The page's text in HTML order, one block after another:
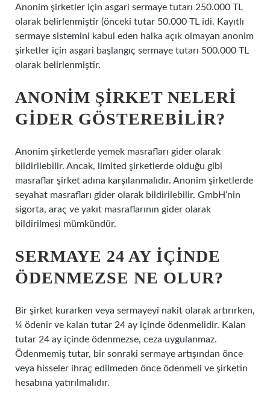
Anonim şirketler için asgari sermaye tutarı 250.000 TL
olarak belirlenmiştir (önceki tutar 50.000 TL idi. Kayıtlı
sermaye sistemini kabul eden halka açık olmayan anonim
şirketler için asgari başlangıç ​​sermaye tutarı 500.000 TL
olarak belirlenmiştir.
ANONIM ŞIRKET NELERI
GIDER GÖSTEREBILIR?
Anonim şirketlerde yemek masrafları gider olarak
bildirilebilir. Ancak, limited şirketlerde olduğu gibi
masraflar şirket adına karşılanmalıdır. Anonim şirketlerde
seyahat masrafları gider olarak bildirilebilir. GmbH’nin
sigorta, araç ve yakıt masraflarının gider olarak
bildirilmesi mümkündür.
SERMAYE 24 AY IÇINDE
ÖDENMEZSE NE OLUR?
Bir şirket kurarken veya sermayeyi nakit olarak artırırken,
¼ ödenir ve kalan tutar 24 ay içinde ödenmelidir. Kalan
tutar 24 ay içinde ödenmezse, ceza uygulanmaz.
Ödenmemiş tutar, bir sonraki sermaye artışından önce
veya hisseler ihraç edilmeden önce ödenmeli ve şirketin
hesabına yatırılmalıdır.